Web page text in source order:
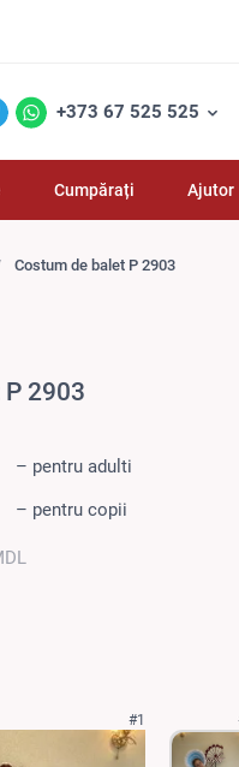
+373 67 525 525
Cumpărați Ajutor
Costum de balet P 2903
2903
– pentru adulti
– pentru copii
#1